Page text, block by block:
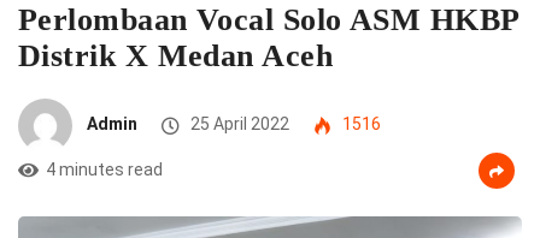
Perlombaan Vocal Solo ASM HKBP
Distrik X Medan Aceh
Admin 25 April 2022 1516
4 minutes read